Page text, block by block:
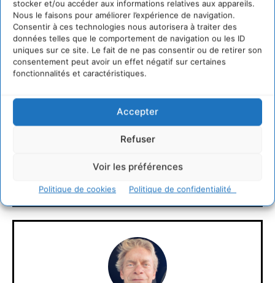
stocker et/ou accéder aux informations relatives aux appareils.
Nous le faisons pour améliorer l’expérience de navigation.
Consentir à ces technologies nous autorisera à traiter des
données telles que le comportement de navigation ou les ID
uniques sur ce site. Le fait de ne pas consentir ou de retirer son
consentement peut avoir un effet négatif sur certaines
fonctionnalités et caractéristiques.
Accepter
Refuser
Voir les préférences
Politique de cookies Politique de confidentialité
https://www.cddd.fr/
LAISSER UN COMMENTAIRE
CONNECTER POUR LAISSER UN COMMENTAIRE